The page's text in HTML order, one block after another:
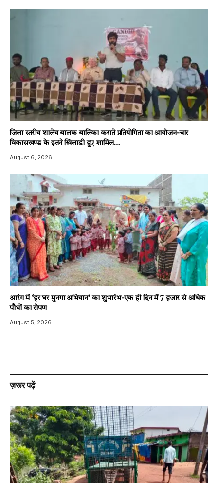
जिला स्तरीय शालेय बालक बालिका कराते प्रतियोगिता का आयोजन-चार
विकासखण्ड के इतने खिलाडी हुए शामिल…
August 6, 2026
आरंग में ‘हर घर मुनगा अभियान’ का शुभारंभ-एक ही दिन में 7 हजार से अधिक
पौधों का रोपण
August 5, 2026
ज़रूर पढ़ें